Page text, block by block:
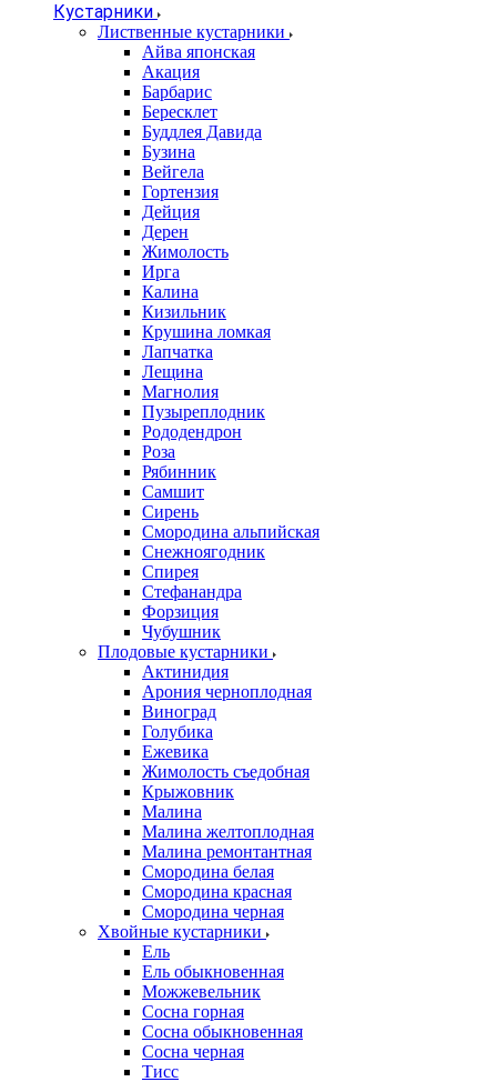
Кустарники
Лиственные кустарники
Айва японская
Акация
Барбарис
Бересклет
Буддлея Давида
Бузина
Вейгела
Гортензия
Дейция
Дерен
Жимолость
Ирга
Калина
Кизильник
Крушина ломкая
Лапчатка
Лещина
Магнолия
Пузыреплодник
Рододендрон
Роза
Рябинник
Самшит
Сирень
Смородина альпийская
Снежноягодник
Спирея
Стефанандра
Форзиция
Чубушник
Плодовые кустарники
Актинидия
Арония черноплодная
Виноград
Голубика
Ежевика
Жимолость съедобная
Крыжовник
Малина
Малина желтоплодная
Малина ремонтантная
Смородина белая
Смородина красная
Смородина черная
Хвойные кустарники
Ель
Ель обыкновенная
Можжевельник
Сосна горная
Сосна обыкновенная
Сосна черная
Тисс